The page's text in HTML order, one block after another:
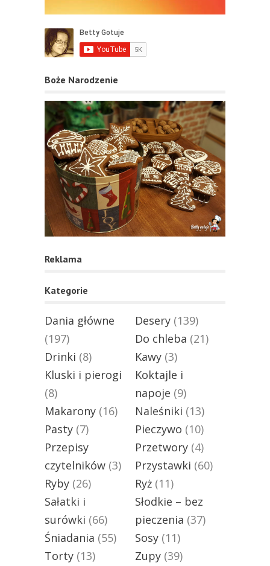
Boże Narodzenie
Reklama
Kategorie
Dania główne
(197)
Desery (139)
Do chleba (21)
Drinki (8) Kawy (3)
Kluski i pierogi
(8)
Koktajle i
napoje (9)
Makarony (16) Naleśniki (13)
Pasty (7) Pieczywo (10)
Przepisy
czytelników (3)
Przetwory (4)
Przystawki (60)
Ryby (26) Ryż (11)
Sałatki i
surówki (66)
Słodkie – bez
pieczenia (37)
Śniadania (55) Sosy (11)
Torty (13) Zupy (39)